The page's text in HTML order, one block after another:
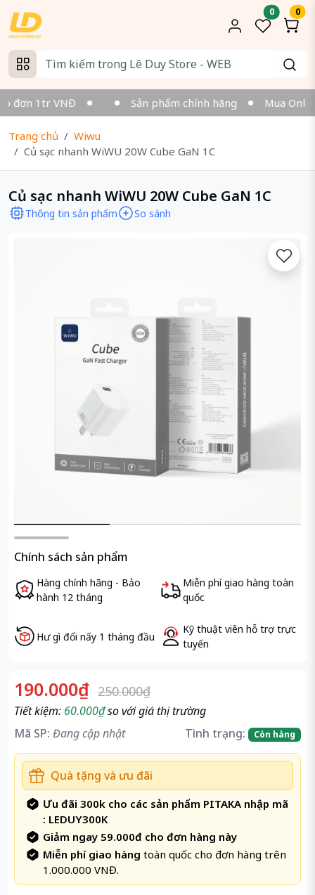
0 0
đơn 1tr VNĐ Sản phẩm chính hãng Mua
Trang chủ
Wiwu
Củ sạc nhanh WiWU 20W Cube GaN 1C
Củ sạc nhanh WiWU 20W Cube GaN 1C
Thông tin sản phẩm So sánh
Chính sách sản phẩm
Hàng chính hãng - Bảo
hành 12 tháng
Miễn phí giao hàng toàn
quốc
Hư gì đổi nấy 1 tháng đầu
Kỹ thuật viên hỗ trợ trực
tuyến
190.000₫ 250.000₫
Tiết kiệm: 60.000₫so với giá thị trường
Mã SP: Đang cập nhật Tình trạng: Còn hàng
Quà tặng và ưu đãi
Ưu đãi 300k cho các sản phẩm PITAKA nhập mã
: LEDUY300K
Giảm ngay 59.000đ cho đơn hàng này
Miễn phí giao hàng toàn quốc cho đơn hàng trên
1.000.000 VNĐ.